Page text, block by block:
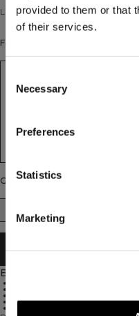
provided to them or that
of their services.
Selection
Necessary
Preferences
Statistics
Marketing
Langarmshirt mit 1/2-
Farbe: Dusty Brown
Größe
IN DEN
Beschreibung
Praktisches Halfzip-Design